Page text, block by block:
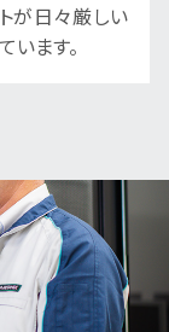
が日々厳しい
います。